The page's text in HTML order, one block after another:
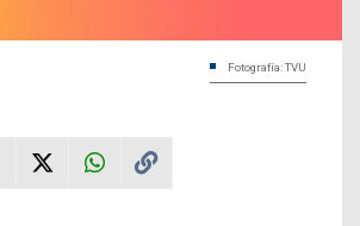
Fotografía: TVU